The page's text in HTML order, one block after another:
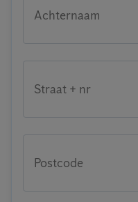
Achternaam
Straat + nr
Postcode